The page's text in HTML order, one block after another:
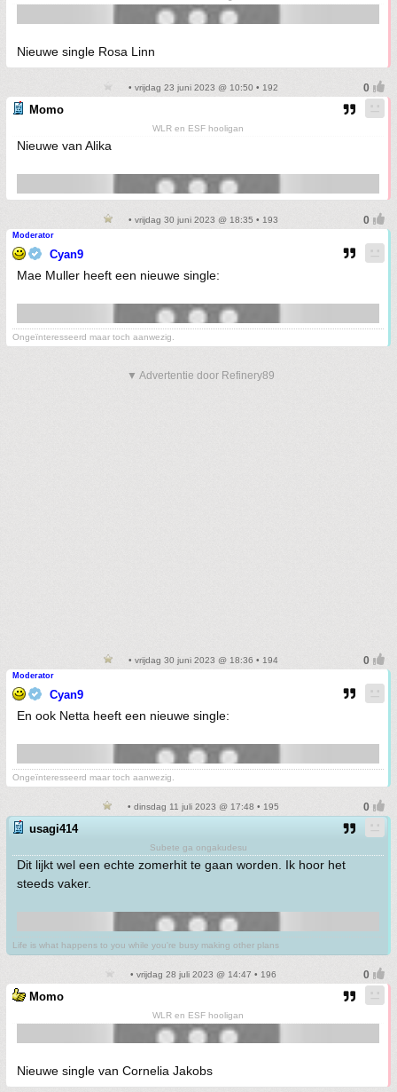
Nieuwe single Rosa Linn
• vrijdag 23 juni 2023 @ 10:50 • 192
Momo
WLR en ESF hooligan
Nieuwe van Alika
• vrijdag 30 juni 2023 @ 18:35 • 193
Moderator
Cyan9
Mae Muller heeft een nieuwe single:
Ongeïnteresseerd maar toch aanwezig.
▼ Advertentie door Refinery89
• vrijdag 30 juni 2023 @ 18:36 • 194
Moderator
Cyan9
En ook Netta heeft een nieuwe single:
Ongeïnteresseerd maar toch aanwezig.
• dinsdag 11 juli 2023 @ 17:48 • 195
usagi414
Subete ga ongakudesu
Dit lijkt wel een echte zomerhit te gaan worden. Ik hoor het
steeds vaker.
Life is what happens to you while you're busy making other plans
• vrijdag 28 juli 2023 @ 14:47 • 196
Momo
WLR en ESF hooligan
Nieuwe single van Cornelia Jakobs